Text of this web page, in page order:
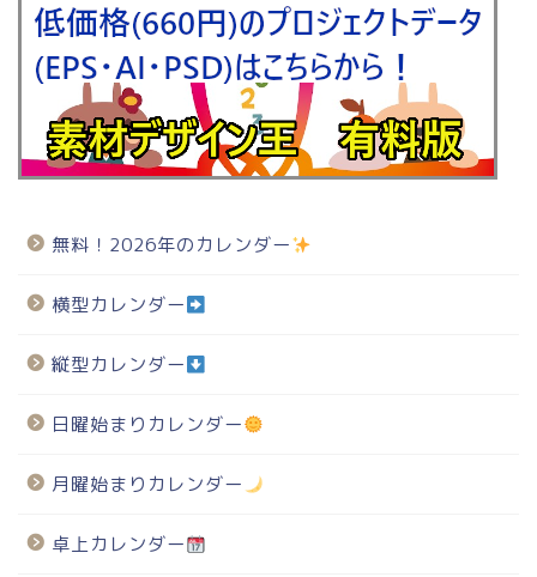
無料！2026年のカレンダー
横型カレンダー
縦型カレンダー
日曜始まりカレンダー
月曜始まりカレンダー
卓上カレンダー